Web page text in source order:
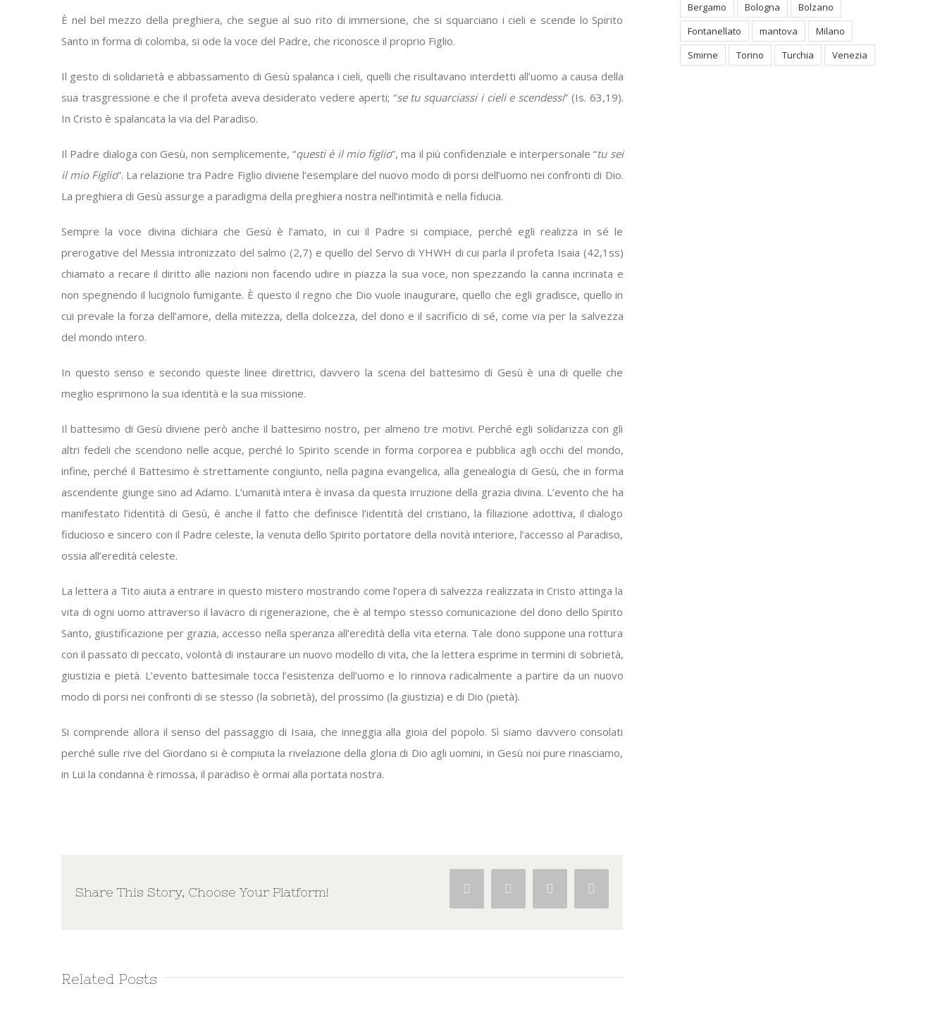
È nel bel mezzo della preghiera, che segue al suo rito di immersione, che si squarciano i cieli e scende lo Spirito
Santo in forma di colomba, si ode la voce del Padre, che riconosce il proprio Figlio.
Il gesto di solidarietà e abbassamento di Gesù spalanca i cieli, quelli che risultavano interdetti all’uomo a causa della
sua trasgressione e che il profeta aveva desiderato vedere aperti; “se tu squarciassi i cieli e scendessi” (Is. 63,19).
In Cristo è spalancata la via del Paradiso.
Il Padre dialoga con Gesù, non semplicemente, “questi è il mio figlio”, ma il più confidenziale e interpersonale “tu sei
il mio Figlio”. La relazione tra Padre Figlio diviene l’esemplare del nuovo modo di porsi dell’uomo nei confronti di Dio.
La preghiera di Gesù assurge a paradigma della preghiera nostra nell’intimità e nella fiducia.
Sempre la voce divina dichiara che Gesù è l’amato, in cui il Padre si compiace, perché egli realizza in sé le
prerogative del Messia intronizzato del salmo (2,7) e quello del Servo di YHWH di cui parla il profeta Isaia (42,1ss)
chiamato a recare il diritto alle nazioni non facendo udire in piazza la sua voce, non spezzando la canna incrinata e
non spegnendo il lucignolo fumigante. È questo il regno che Dio vuole inaugurare, quello che egli gradisce, quello in
cui prevale la forza dell’amore, della mitezza, della dolcezza, del dono e il sacrificio di sé, come via per la salvezza
del mondo intero.
In questo senso e secondo queste linee direttrici, davvero la scena del battesimo di Gesù è una di quelle che
meglio esprimono la sua identità e la sua missione.
Il battesimo di Gesù diviene però anche il battesimo nostro, per almeno tre motivi. Perché egli solidarizza con gli
altri fedeli che scendono nelle acque, perché lo Spirito scende in forma corporea e pubblica agli occhi del mondo,
infine, perché il Battesimo è strettamente congiunto, nella pagina evangelica, alla genealogia di Gesù, che in forma
ascendente giunge sino ad Adamo. L’umanità intera è invasa da questa irruzione della grazia divina. L’evento che ha
manifestato l’identità di Gesù, è anche il fatto che definisce l’identità del cristiano, la filiazione adottiva, il dialogo
fiducioso e sincero con il Padre celeste, la venuta dello Spirito portatore della novità interiore, l’accesso al Paradiso,
ossia all’eredità celeste.
La lettera a Tito aiuta a entrare in questo mistero mostrando come l’opera di salvezza realizzata in Cristo attinga la
vita di ogni uomo attraverso il lavacro di rigenerazione, che è al tempo stesso comunicazione del dono dello Spirito
Santo, giustificazione per grazia, accesso nella speranza all’eredità della vita eterna. Tale dono suppone una rottura
con il passato di peccato, volontà di instaurare un nuovo modello di vita, che la lettera esprime in termini di sobrietà,
giustizia e pietà. L’evento battesimale tocca l’esistenza dell’uomo e lo rinnova radicalmente a partire da un nuovo
modo di porsi nei confronti di se stesso (la sobrietà), del prossimo (la giustizia) e di Dio (pietà).
Si comprende allora il senso del passaggio di Isaia, che inneggia alla gioia del popolo. Sì siamo davvero consolati
perché sulle rive del Giordano si è compiuta la rivelazione della gloria di Dio agli uomini, in Gesù noi pure rinasciamo,
in Lui la condanna è rimossa, il paradiso è ormai alla portata nostra.
Share This Story, Choose Your Platform! Facebook Twitter Google+
Related Posts
Bergamo Bologna
Bolzano
Fontanellato
mantova
Milano
Smirne
Torino Turchia Venezia